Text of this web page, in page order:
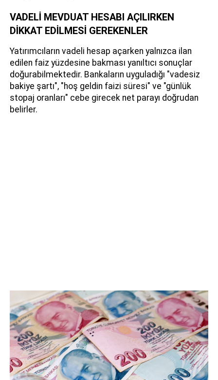
VADELİ MEVDUAT HESABI AÇILIRKEN
DİKKAT EDİLMESİ GEREKENLER
Yatırımcıların vadeli hesap açarken yalnızca ilan
edilen faiz yüzdesine bakması yanıltıcı sonuçlar
doğurabilmektedir. Bankaların uyguladığı "vadesiz
bakiye şartı", "hoş geldin faizi süresi" ve "günlük
stopaj oranları" cebe girecek net parayı doğrudan
belirler.